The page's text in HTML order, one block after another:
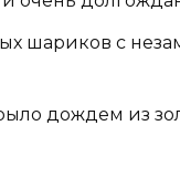
шариков с
дождем из